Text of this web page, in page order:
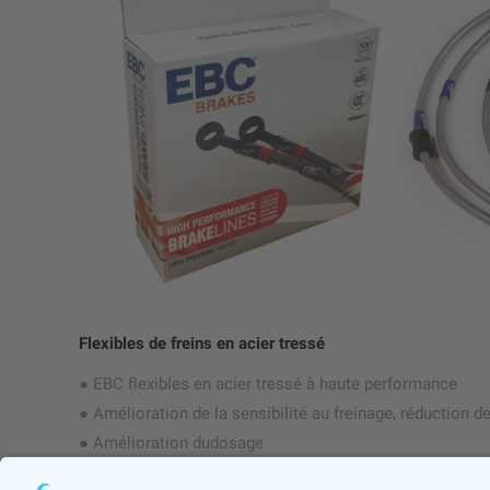
Flexibles de freins en acier tressé
● EBC flexibles en acier tressé à haute performance
● Amélioration de la sensibilité au freinage, réduction
● Amélioration dudosage